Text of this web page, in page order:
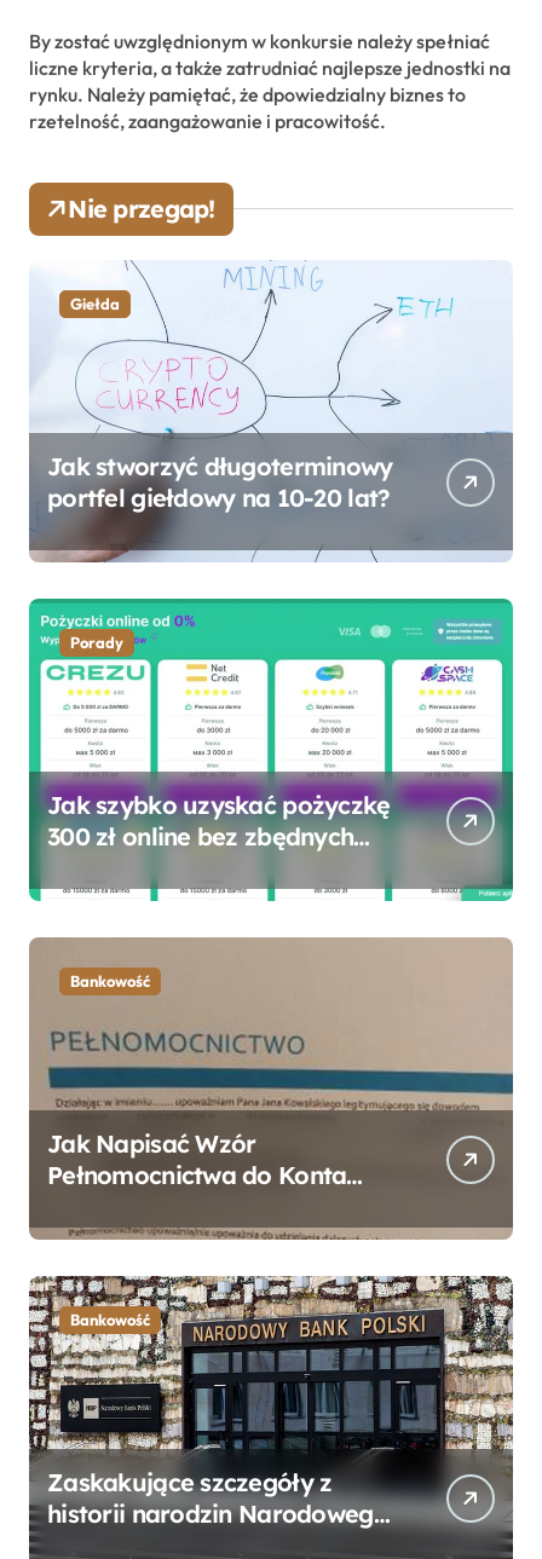
By zostać uwzględnionym w konkursie należy spełniać
liczne kryteria, a także zatrudniać najlepsze jednostki na
rynku. Należy pamiętać, że dpowiedzialny biznes to
rzetelność, zaangażowanie i pracowitość.
Nie przegap!
Giełda
Jak stworzyć długoterminowy
portfel giełdowy na 10-20 lat?
Porady
Jak szybko uzyskać pożyczkę
300 zł online bez zbędnych
Bankowość
Jak Napisać Wzór
Pełnomocnictwa do Konta
Przewodnik
Bankowość
Zaskakujące szczegóły z
historii narodzin Narodowego